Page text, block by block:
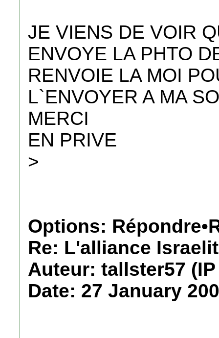
JE VIENS DE VOIR
ENVOYE LA PHTO
RENVOIE LA MOI
L`ENVOYER A MA
MERCI
EN PRIVE
>
Options:
Re: L'alliance
Auteur: tallster57
Date: 27 January